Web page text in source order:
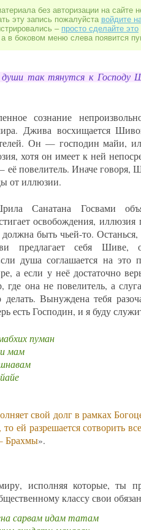
без авторизации на сайте
эту запись пожалуйста войдите
– просто сделайте это
в боковом меню слева появится
души так тянутся к
сознание
Джива восхищается
Он — господин майи,
хотя он имеет к ней
повелитель. Иначе говоря,
от иллюзии.
Санатана Госвами
освобождения,
быть чьей-то. Останься,
предлагает себя Шиве,
душа соглашается на это
а если у неё достаточно
она не повелитель, а
Вынуждена тебя
есть Господин, и я буду
пуман
мам
свой долг в рамках
ей разрешается сотворить
Брахмы».
исполняя которые, ты
классу свои
сарвам идам татам